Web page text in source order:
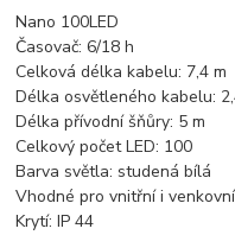
Nano 100LED
Časovač: 6/18 h
Celková délka kabelu: 7,4 m
Délka osvětleného kabelu:
Délka přívodní šňůry: 5 m
Celkový počet LED: 100
Barva světla: studená bílá
Vhodné pro vnitřní i
Krytí: IP 44